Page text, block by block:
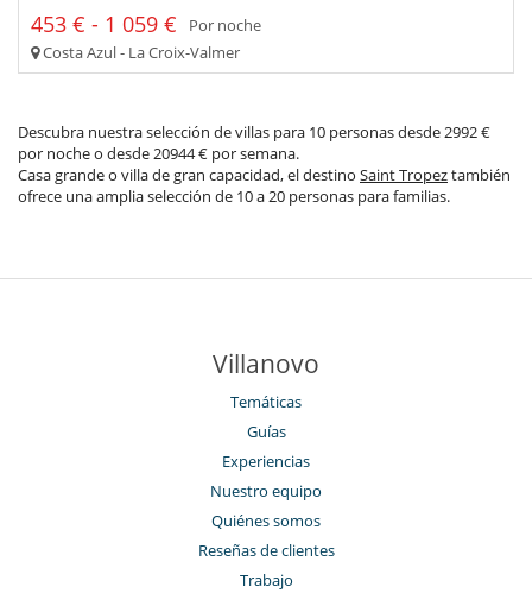
453 € - 1 059 €
Por noche
Costa Azul - La Croix-Valmer
Descubra nuestra selección de villas para 10 personas desde 2992 €
por noche o desde 20944 € por semana.
Casa grande o villa de gran capacidad, el destino Saint Tropeztambién
ofrece una amplia selección de 10 a 20 personas para familias.
Villanovo
Temáticas
Guías
Experiencias
Nuestro equipo
Quiénes somos
Reseñas de clientes
Trabajo